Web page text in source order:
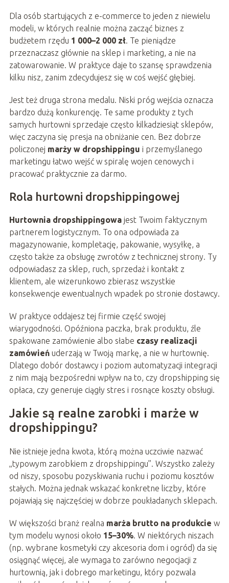
Dla osób startujących z e-commerce to jeden z niewielu
modeli, w których realnie można zacząć biznes z
budżetem rzędu 1 000–2 000 zł. Te pieniądze
przeznaczasz głównie na sklep i marketing, a nie na
zatowarowanie. W praktyce daje to szansę sprawdzenia
kilku nisz, zanim zdecydujesz się w coś wejść głębiej.
Jest też druga strona medalu. Niski próg wejścia oznacza
bardzo dużą konkurencję. Te same produkty z tych
samych hurtowni sprzedaje często kilkadziesiąt sklepów,
więc zaczyna się presja na obniżanie cen. Bez dobrze
policzonej marży w dropshippingu i przemyślanego
marketingu łatwo wejść w spiralę wojen cenowych i
pracować praktycznie za darmo.
Rola hurtowni dropshippingowej
Hurtownia dropshippingowajest Twoim faktycznym
partnerem logistycznym. To ona odpowiada za
magazynowanie, kompletację, pakowanie, wysyłkę, a
często także za obsługę zwrotów z technicznej strony. Ty
odpowiadasz za sklep, ruch, sprzedaż i kontakt z
klientem, ale wizerunkowo zbierasz wszystkie
konsekwencje ewentualnych wpadek po stronie dostawcy.
W praktyce oddajesz tej firmie część swojej
wiarygodności. Opóźniona paczka, brak produktu, źle
spakowane zamówienie albo słabe czasy realizacji
zamówieńuderzają w Twoją markę, a nie w hurtownię.
Dlatego dobór dostawcy i poziom automatyzacji integracji
z nim mają bezpośredni wpływ na to, czy dropshipping się
opłaca, czy generuje ciągły stres i rosnące koszty obsługi.
Jakie są realne zarobki i marże w
dropshippingu?
Nie istnieje jedna kwota, którą można uczciwie nazwać
„typowym zarobkiem z dropshippingu”. Wszystko zależy
od niszy, sposobu pozyskiwania ruchu i poziomu kosztów
stałych. Można jednak wskazać konkretne liczby, które
pojawiają się najczęściej w dobrze poukładanych sklepach.
W większości branż realna marża brutto na produkcie w
tym modelu wynosi około 15–30%. W niektórych niszach
(np. wybrane kosmetyki czy akcesoria dom i ogród) da się
osiągnąć więcej, ale wymaga to zarówno negocjacji z
hurtownią, jak i dobrego marketingu, który pozwala